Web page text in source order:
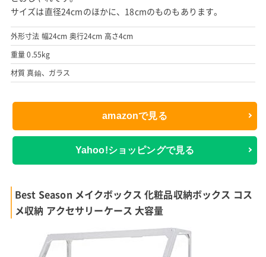
サイズは直径24cmのほかに、18cmのものもあります。
外形寸法 幅24cm 奥行24cm 高さ4cm
重量 0.55kg
材質 真鍮、ガラス
amazonで見る
Yahoo!ショッピングで見る
Best Season メイクボックス 化粧品収納ボックス コス
メ収納 アクセサリーケース 大容量